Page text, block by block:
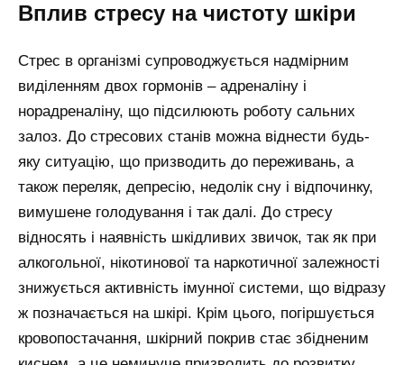
Вплив стресу на чистоту шкіри
Стрес в організмі супроводжується надмірним
виділенням двох гормонів – адреналіну і
норадреналіну, що підсилюють роботу сальних
залоз. До стресових станів можна віднести будь-
яку ситуацію, що призводить до переживань, а
також переляк, депресію, недолік сну і відпочинку,
вимушене голодування і так далі. До стресу
відносять і наявність шкідливих звичок, так як при
алкогольної, нікотинової та наркотичної залежності
знижується активність імунної системи, що відразу
ж позначається на шкірі. Крім цього, погіршується
кровопостачання, шкірний покрив стає збідненим